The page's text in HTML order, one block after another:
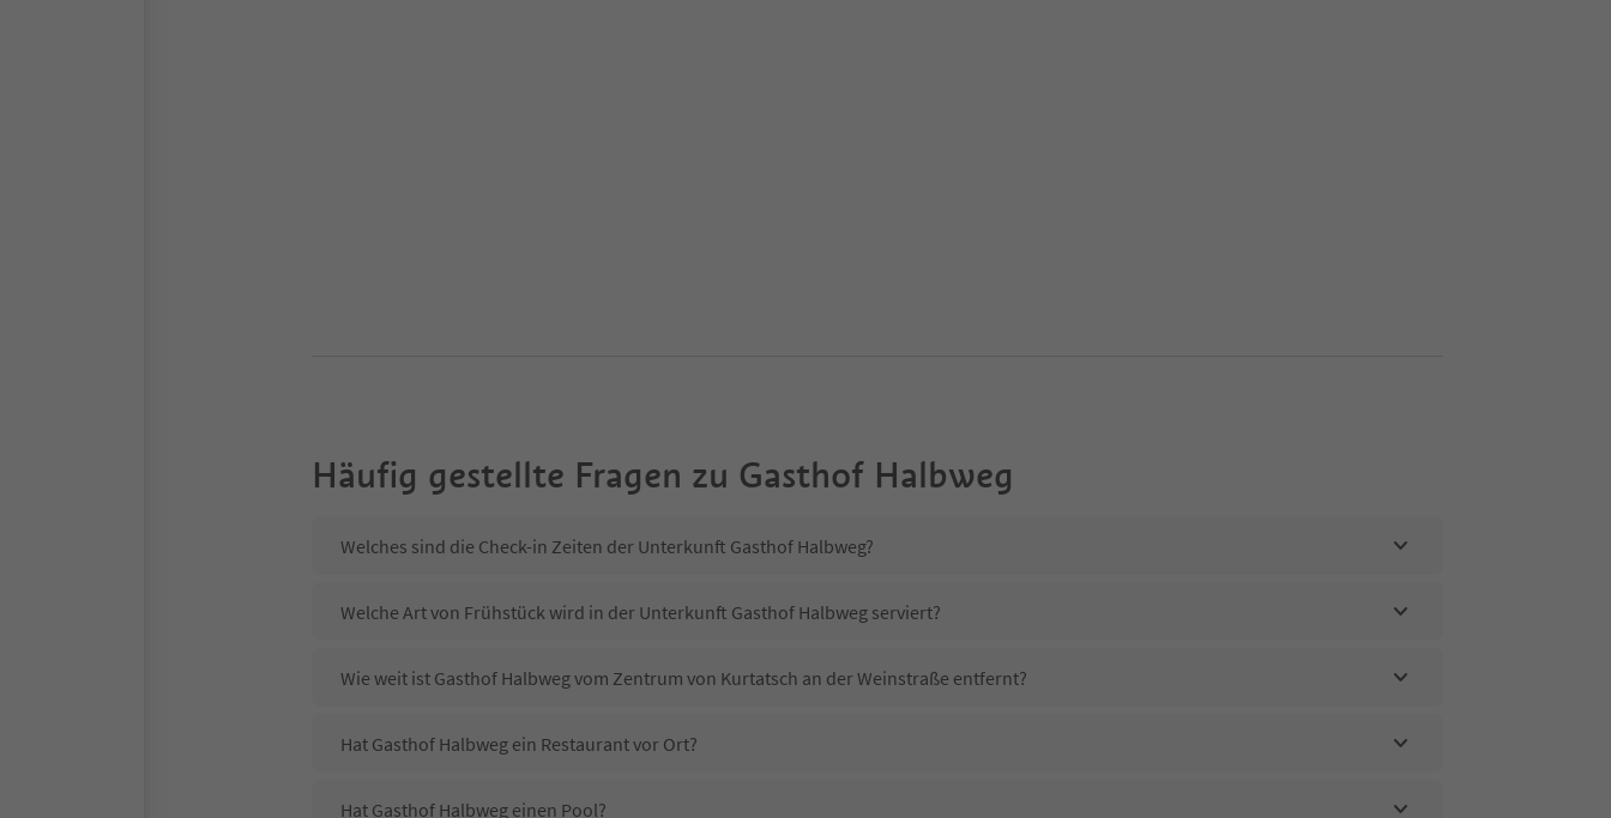
Häufig gestellte Fragen zu Gasthof Halbweg
Welches sind die Check-in Zeiten der Unterkunft Gasthof Halbweg?
Welche Art von Frühstück wird in der Unterkunft Gasthof Halbweg serviert?
Wie weit ist Gasthof Halbweg vom Zentrum von Kurtatsch an der Weinstraße entfernt?
Hat Gasthof Halbweg ein Restaurant vor Ort?
Hat Gasthof Halbweg einen Pool?